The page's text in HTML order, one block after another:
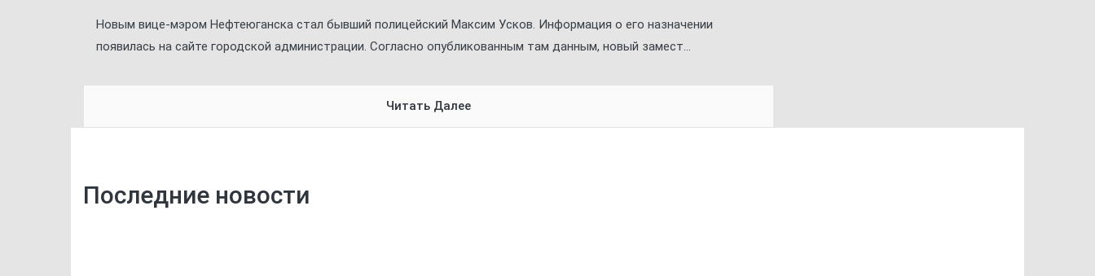
Новым вице-мэром Нефтеюганска стал бывший полицейский Максим Усков. Информация о его назначении
появилась на сайте городской администрации. Согласно опубликованным там данным, новый замест...
Читать Далее
Последние новости